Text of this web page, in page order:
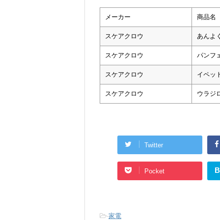
メーカー 商品名
スケアクロウ あんよ
スケアクロウ パンフ
スケアクロウ イペッ
スケアクロウ ウラジ
Twitter
Pocket
-家電